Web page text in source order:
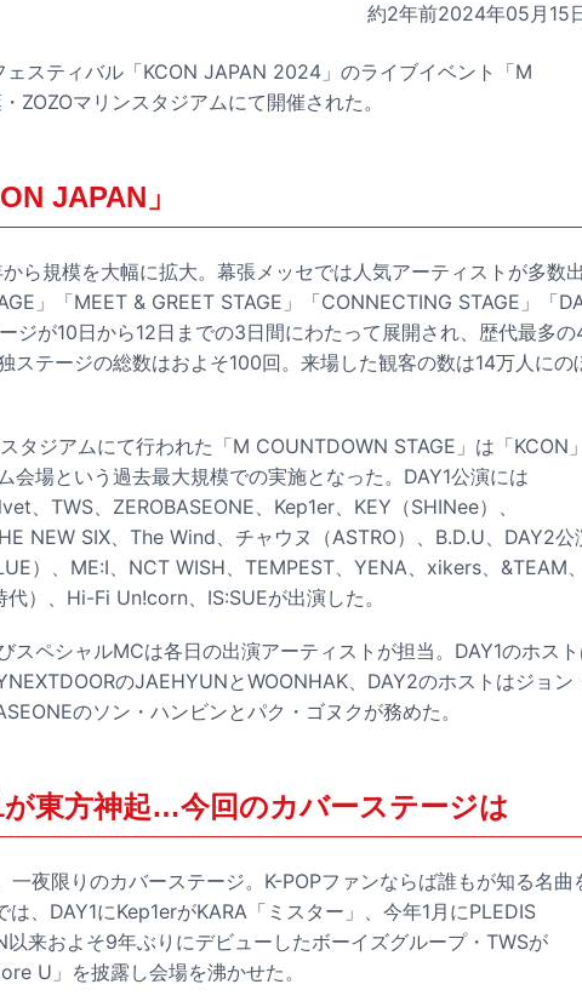
約2年前2024年05月15
ェスティバル「KCON JAPAN 2024」のライブイベント「M
ZOZOマリンスタジアムにて開催された。
JAPAN」
ら規模を大幅に拡大。幕張メッセでは人気アーティストが多数
」「MEET & GREET STAGE」「CONNECTING STAGE」「
ジが10日から12日までの3日間にわたって展開され、歴代最多の
ステージの総数はおよそ100回。来場した観客の数は14万人にの
タジアムにて行われた「M COUNTDOWN STAGE」は「KCON
会場という過去最大規模での実施となった。DAY1公演には
、TWS、ZEROBASEONE、Kep1er、KEY（SHINee）、
NEW SIX、The Wind、チャウヌ（ASTRO）、B.D.U、DAY2公
）、ME:I、NCT WISH、TEMPEST、YENA、xikers、&TEAM、
）、Hi-Fi Un!corn、IS:SUEが出演した。
スペシャルMCは各日の出演アーティストが担当。DAY1のホス
のJAEHYUNとWOONHAK、DAY2のホストはジョン
のソン・ハンビンとパク・ゴヌクが務めた。
東方神起…今回のカバーステージは
一夜限りのカバーステージ。K-POPファンならば誰もが知る名曲
、DAY1にKep1erがKARA「ミスター」、今年1月にPLEDIS
来およそ9年ぶりにデビューしたボーイズグループ・TWSが
U」を披露し会場を沸かせた。